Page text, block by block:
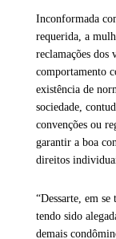
Inconformada
requerida, a
reclamações dos
comportamento
existência de
sociedade,
convenções ou
garantir a boa
direitos
“Dessarte, em
tendo sido
demais